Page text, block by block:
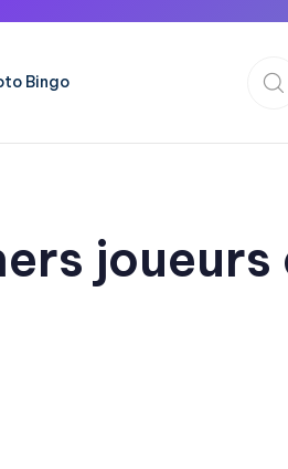
Bingo